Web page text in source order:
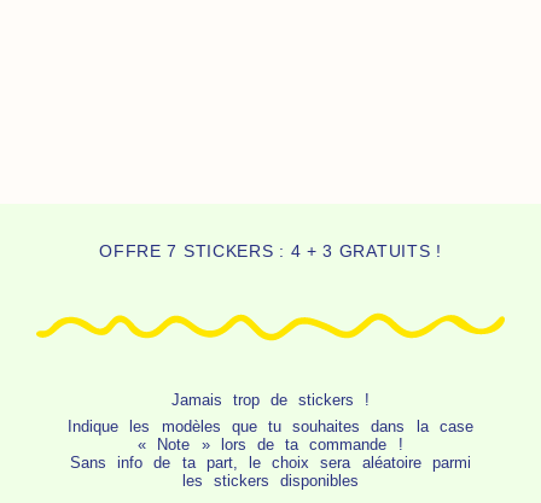
OFFRE 7 STICKERS : 4 + 3 GRATUITS !
Jamais trop de stickers !
Indique les modèles que tu souhaites dans la case
« Note » lors de ta commande !
Sans info de ta part, le choix sera aléatoire parmi
les stickers disponibles